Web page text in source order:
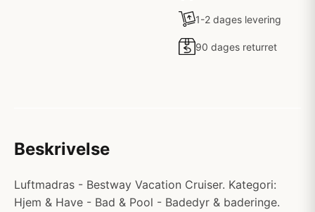
1-2 dages levering
90 dages returret
Beskrivelse
Luftmadras - Bestway Vacation Cruiser. Kategori:
Hjem & Have - Bad & Pool - Badedyr & baderinge.